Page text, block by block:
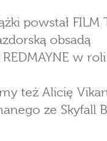
powstał FILM
obsadą
w roli
też Alicię
ze Skyfall